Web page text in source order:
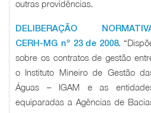
outras providências.
DELIBERAÇÃO
CERH-MG nº 23 de 2008.
sobre os contratos de gestão
o Instituto Mineiro de Gestão
Águas – IGAM e as
equiparadas a Agências de